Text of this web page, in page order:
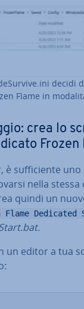
decidi
Flame in
crea lo
Frozen
è suf­fi­cien­te
nella
quindi un
Flame Dedicated
.
un editor a tua